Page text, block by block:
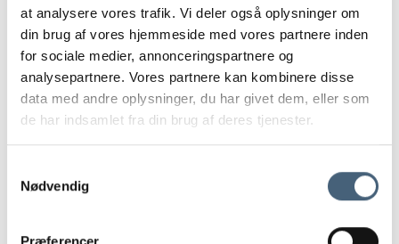
at analysere vores trafik. Vi deler også oplysninger om
din brug af vores hjemmeside med vores partnere inden
for sociale medier, annonceringspartnere og
analysepartnere. Vores partnere kan kombinere disse
data med andre oplysninger, du har givet dem, eller som
de har indsamlet fra din brug af deres tjenester.
Nødvendig
DLCS råder naturligvis over miljøgodkendt specialudstyr
til overfladebehandling. Vi renser dit tag, uden at miljøet
omkring dit hus tager skade.
Vi udfører
tagrensning af